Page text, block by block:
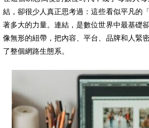
結，卻很少人真正思考過：這些看似平凡的
著多大的力量。連結，是數位世界中最基礎
像無形的紐帶，把內容、平台、品牌和人緊
了整個網路生態系。